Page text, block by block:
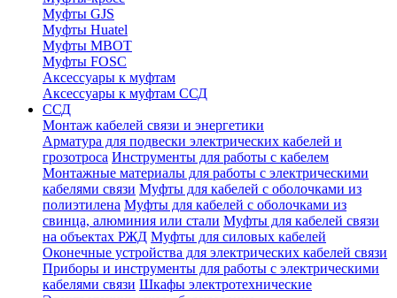
Муфты GJS
Муфты Huatel
Муфты МВОТ
Муфты FOSC
Аксессуары к муфтам
Аксессуары к муфтам ССД
ССД
Монтаж кабелей связи и энергетики
Арматура для подвески электрических кабелей и
грозотроса Инструменты для работы с кабелем
Монтажные материалы для работы с электрическими
кабелями связи Муфты для кабелей с оболочками из
полиэтилена Муфты для кабелей с оболочками из
свинца, алюминия или стали Муфты для кабелей связи
на объектах РЖД Муфты для силовых кабелей
Оконечные устройства для электрических кабелей связи
Приборы и инструменты для работы с электрическими
кабелями связи Шкафы электротехнические